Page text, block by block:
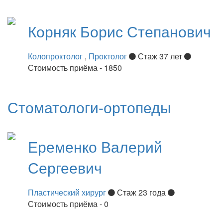
Корняк Борис Степанович
Колопроктолог , Проктолог
Стаж 37 лет
Стоимость приёма - 1850
Стоматологи-ортопеды
Еременко Валерий
Сергеевич
Пластический хирург
Стаж 23 года
Стоимость приёма - 0